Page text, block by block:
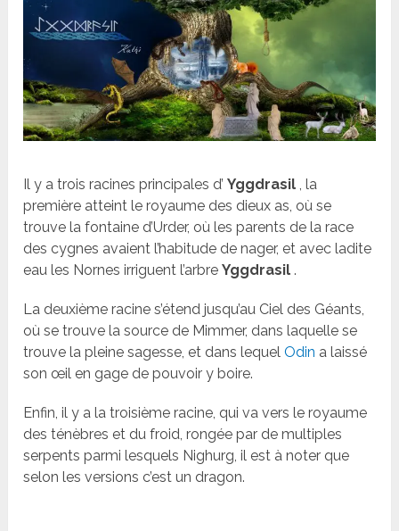
Il y a trois racines principales d’Yggdrasil , la
première atteint le royaume des dieux as, où se
trouve la fontaine d’Urder, où les parents de la race
des cygnes avaient l’habitude de nager, et avec ladite
eau les Nornes irriguent l’arbreYggdrasil .
La deuxième racine s’étend jusqu’au Ciel des Géants,
où se trouve la source de Mimmer, dans laquelle se
trouve la pleine sagesse, et dans lequelOdin a laissé
son œil en gage de pouvoir y boire.
Enfin, il y a la troisième racine, qui va vers le royaume
des ténèbres et du froid, rongée par de multiples
serpents parmi lesquels Nighurg, il est à noter que
selon les versions c’est un dragon.